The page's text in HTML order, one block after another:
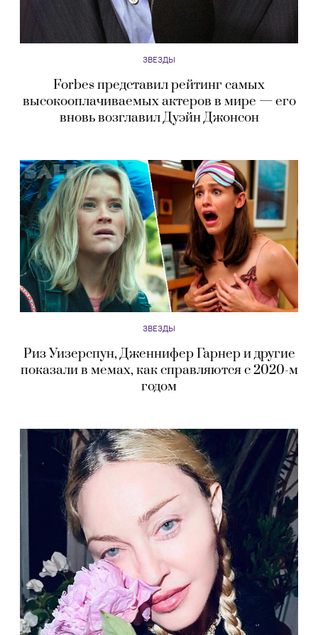
ЗВЕЗДЫ
Forbes представил рейтинг самых
высокооплачиваемых актеров в мире — его
вновь возглавил Дуэйн Джонсон
ЗВЕЗДЫ
Риз Уизерспун, Дженнифер Гарнер и другие
показали в мемах, как справляются с 2020-м
годом